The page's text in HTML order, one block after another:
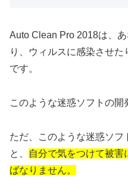
Auto Clean Pro 2018は、
り、ウィルスに感染させた
です。
このような迷惑ソフトの開
ただ、このような迷惑ソフ
と、
自分で気をつけて被
ばなりません。